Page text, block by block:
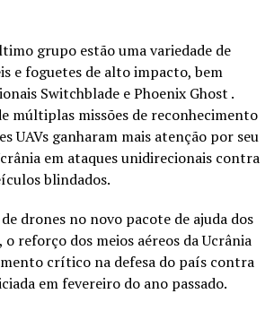
grupo estão uma variedade de
e foguetes de alto impacto, bem
Switchblade e Phoenix Ghost .
múltiplas missões de reconhecimento
UAVs ganharam mais atenção por seu
em ataques unidirecionais contra
blindados.
drones no novo pacote de ajuda dos
o reforço dos meios aéreos da Ucrânia
crítico na defesa do país contra
em fevereiro do ano passado.